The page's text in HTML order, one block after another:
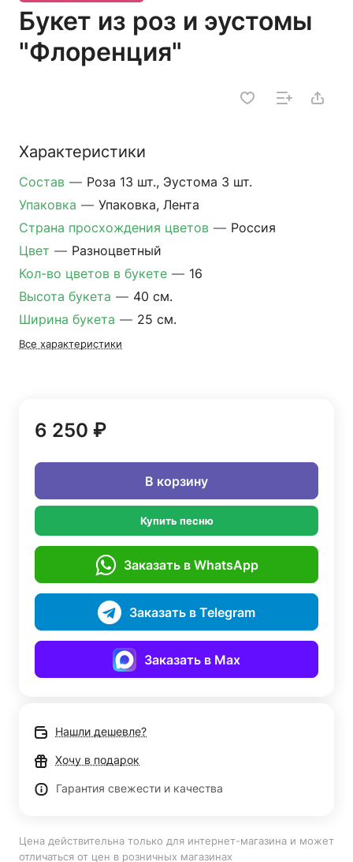
Букет из роз и эустомы
"Флоренция"
Характеристики
Состав — Роза 13 шт., Эустома 3 шт.
Упаковка — Упаковка, Лента
Страна просхождения цветов — Россия
Цвет — Разноцветный
Кол-во цветов в букете — 16
Высота букета — 40 см.
Ширина букета — 25 см.
Все характеристики
6 250 ₽
В корзину
Купить песню
Заказать в WhatsApp
Заказать в Telegram
Заказать в Max
Нашли дешевле?
Хочу в подарок
Гарантия свежести и качества
Цена действительна только для интернет-магазина и может
отличаться от цен в розничных магазинах